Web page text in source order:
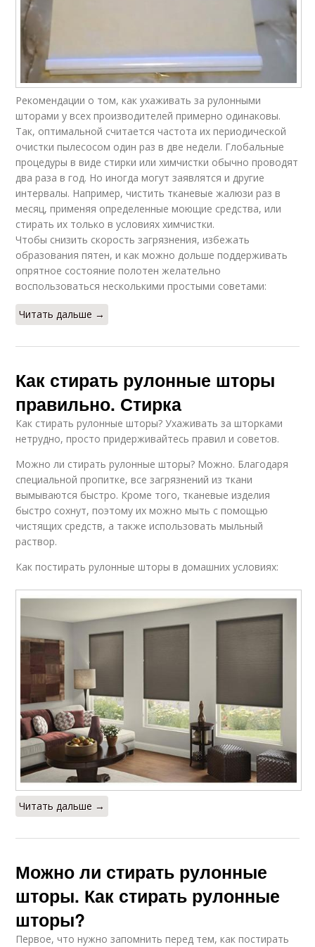
Рекомендации о том, как ухаживать за рулонными
шторами у всех производителей примерно одинаковы.
Так, оптимальной считается частота их периодической
очистки пылесосом один раз в две недели. Глобальные
процедуры в виде стирки или химчистки обычно проводят
два раза в год. Но иногда могут заявлятся и другие
интервалы. Например, чистить тканевые жалюзи раз в
месяц, применяя определенные моющие средства, или
стирать их только в условиях химчистки.
Чтобы снизить скорость загрязнения, избежать
образования пятен, и как можно дольше поддерживать
опрятное состояние полотен желательно
воспользоваться несколькими простыми советами:
Читать дальше →
Как стирать рулонные шторы
правильно. Стирка
Как стирать рулонные шторы? Ухаживать за шторками
нетрудно, просто придерживайтесь правил и советов.
Можно ли стирать рулонные шторы? Можно. Благодаря
специальной пропитке, все загрязнений из ткани
вымываются быстро. Кроме того, тканевые изделия
быстро сохнут, поэтому их можно мыть с помощью
чистящих средств, а также использовать мыльный
раствор.
Как постирать рулонные шторы в домашних условиях:
Читать дальше →
Можно ли стирать рулонные
шторы. Как стирать рулонные
шторы?
Первое, что нужно запомнить перед тем, как постирать